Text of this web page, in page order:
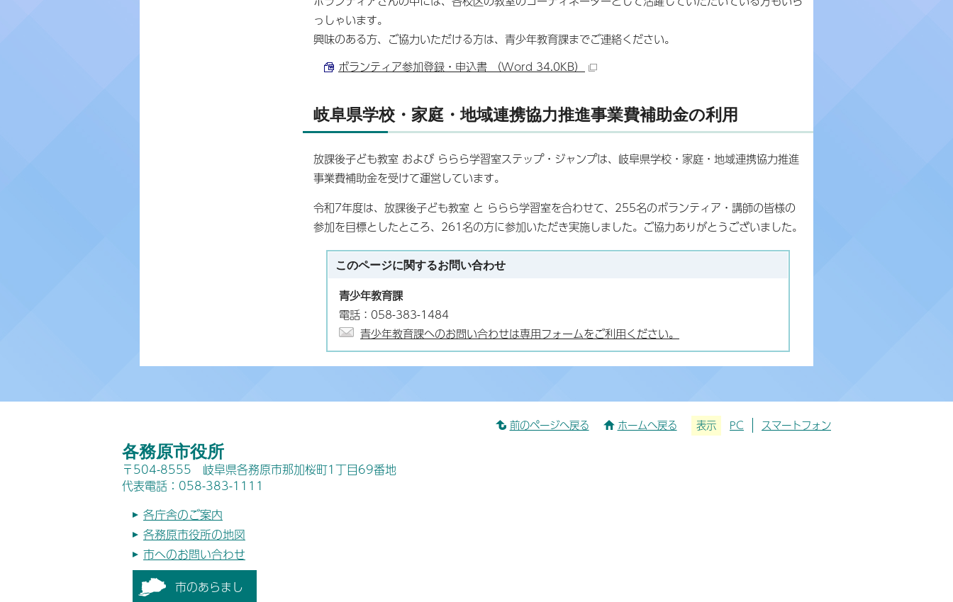
っしゃいます。
興味のある方、ご協力いただける方は、青少年教育課までご連絡ください。
ボランティア参加登録・申込書 （Word 34.0KB）
岐阜県学校・家庭・地域連携協力推進事業費補助金の利用
放課後子ども教室 および ららら学習室ステップ・ジャンプは、岐阜県学校・家庭・地域連携協力推進
事業費補助金を受けて運営しています。
令和7年度は、放課後子ども教室 と ららら学習室を合わせて、255名のボランティア・講師の皆様の
参加を目標としたところ、261名の方に参加いただき実施しました。ご協力ありがとうございました。
このページに関するお問い合わせ
青少年教育課
電話：058-383-1484
青少年教育課へのお問い合わせは専用フォームをご利用ください。
前のページへ戻る ホームへ戻る 表示 PC スマートフォン
各務原市役所
〒504-8555 岐阜県各務原市那加桜町1丁目69番地
代表電話：058-383-1111
各庁舎のご案内
各務原市役所の地図
市へのお問い合わせ
市のあらまし